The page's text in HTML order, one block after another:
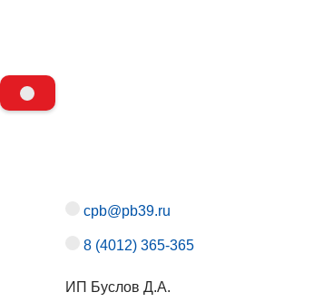
cpb@pb39.ru
8 (4012) 365-365
ИП Буслов Д.А.